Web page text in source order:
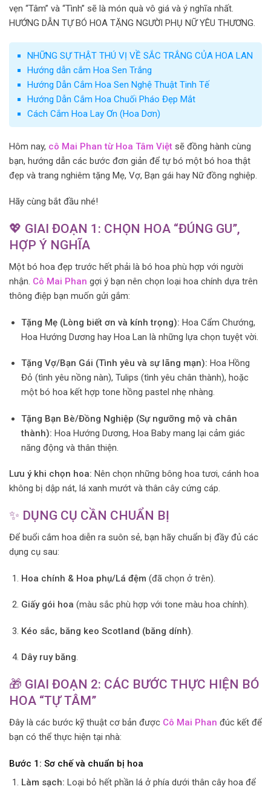
vẹn “Tâm” và “Tình” sẽ là món quà vô giá và ý nghĩa nhất.
HƯỚNG DẪN TỰ BÓ HOA TẶNG NGƯỜI PHỤ NỮ YÊU THƯƠNG.
NHỮNG SỰ THẬT THÚ VỊ VỀ SẮC TRẮNG CỦA HOA LAN
Hướng dẫn cắm Hoa Sen Trắng
Hướng Dẫn Cắm Hoa Sen Nghệ Thuật Tinh Tế
Hướng Dẫn Cắm Hoa Chuối Pháo Đẹp Mắt
Cách Cắm Hoa Lay Ơn (Hoa Dơn)
Hôm nay, cô Mai Phan từ Hoa Tâm Việt sẽ đồng hành cùng
bạn, hướng dẫn các bước đơn giản để tự bó một bó hoa thật
đẹp và trang nghiêm tặng Mẹ, Vợ, Bạn gái hay Nữ đồng nghiệp.
Hãy cùng bắt đầu nhé!
💖 GIAI ĐOẠN 1: CHỌN HOA “ĐÚNG GU”,
HỢP Ý NGHĨA
Một bó hoa đẹp trước hết phải là bó hoa phù hợp với người
nhận. Cô Mai Phan gợi ý bạn nên chọn loại hoa chính dựa trên
thông điệp bạn muốn gửi gắm:
Tặng Mẹ (Lòng biết ơn và kính trọng): Hoa Cẩm Chướng,
Hoa Hướng Dương hay Hoa Lan là những lựa chọn tuyệt vời.
Tặng Vợ/Bạn Gái (Tình yêu và sự lãng mạn): Hoa Hồng
Đỏ (tình yêu nồng nàn), Tulips (tình yêu chân thành), hoặc
một bó hoa kết hợp tone hồng pastel nhẹ nhàng.
Tặng Bạn Bè/Đồng Nghiệp (Sự ngưỡng mộ và chân
thành): Hoa Hướng Dương, Hoa Baby mang lại cảm giác
năng động và thân thiện.
Lưu ý khi chọn hoa: Nên chọn những bông hoa tươi, cánh hoa
không bị dập nát, lá xanh mướt và thân cây cứng cáp.
✨ DỤNG CỤ CẦN CHUẨN BỊ
Để buổi cắm hoa diễn ra suôn sẻ, bạn hãy chuẩn bị đầy đủ các
dụng cụ sau:
Hoa chính & Hoa phụ/Lá đệm (đã chọn ở trên).
Giấy gói hoa (màu sắc phù hợp với tone màu hoa chính).
Kéo sắc, băng keo Scotland (băng dính)
Dây ruy băng.
🎁 GIAI ĐOẠN 2: CÁC BƯỚC THỰC HIỆN BÓ
HOA “TỰ TÂM”
Đây là các bước kỹ thuật cơ bản được Cô Mai Phan đúc kết để
bạn có thể thực hiện tại nhà:
Bước 1: Sơ chế và chuẩn bị hoa
Làm sạch: Loại bỏ hết phần lá ở phía dưới thân cây hoa để